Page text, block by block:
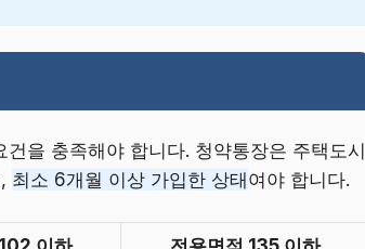
을 충족해야 합니다. 청약통장은 주택도시
최소 6개월 이상 가입한 상태여야 합니다.